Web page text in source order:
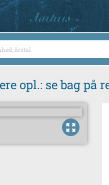
opl.: se bag på